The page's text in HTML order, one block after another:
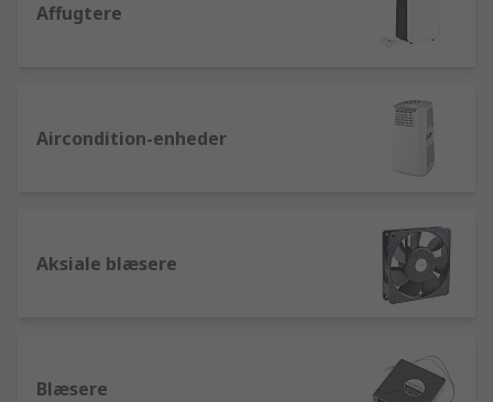
Affugtere
Aircondition-enheder
Aksiale blæsere
Blæsere